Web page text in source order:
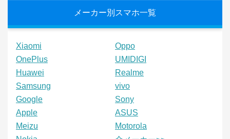
メーカー別スマホ一覧
Xiaomi
Oppo
OnePlus
UMIDIGI
Huawei
Realme
Samsung
vivo
Google
Sony
Apple
ASUS
Meizu
Motorola